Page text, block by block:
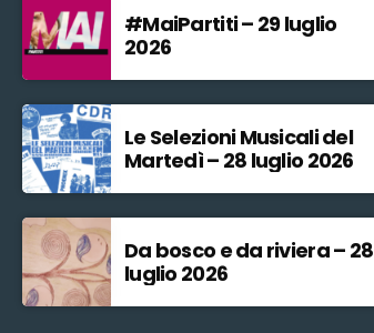
#MaiPartiti – 29 luglio
2026
Le Selezioni Musicali del
Martedì – 28 luglio 2026
Da bosco e da riviera – 28
luglio 2026